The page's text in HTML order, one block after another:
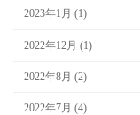
2023年1月 (1)
2022年12月 (1)
2022年8月 (2)
2022年7月 (4)